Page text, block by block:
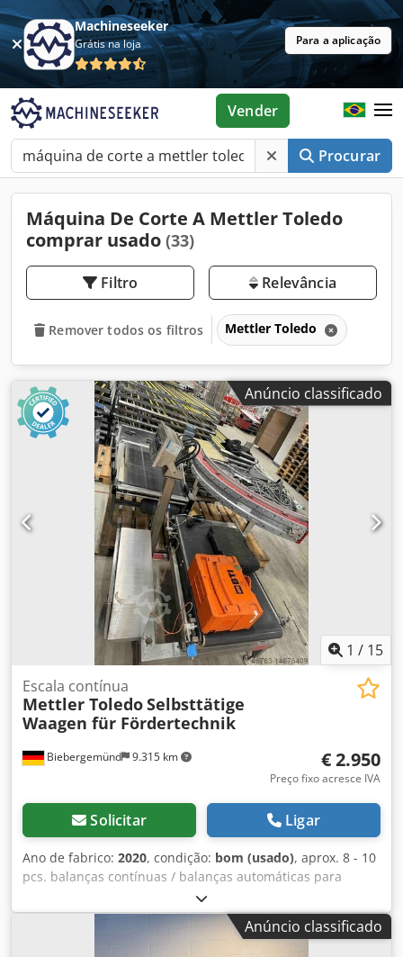
Machineseeker
Grátis na loja Para a aplicação
Procurar
Vender
Máquina De Corte A Mettler Toledo
comprar usado (33)
Filtro Relevância
Remover todos os filtros Mettler Toledo
Anúncio classificado
1 / 15
Biebergemünd 9.315 km
Escala contínua
Mettler ToledoSelbsttätige
Waagen für Fördertechnik
€ 2.950
Preço fixo acresce IVA
Solicitar Ligar
Ano de fabrico: 2020, condição: bom (usado), aprox. 8 - 10
pcs. balanças contínuas / balanças automáticas para
utilização num sistema de transporte, Mettler Toledo -
segunda mão - usado Preço por peça: 2.950.-€ ex site
(líquido), desmontado, embalado e carregado! Fabricante:
Anúncio classificado